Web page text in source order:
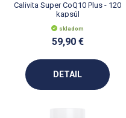
Calivita Super CoQ10 Plus - 120
kapsúl
skladom
59,90 €
DETAIL